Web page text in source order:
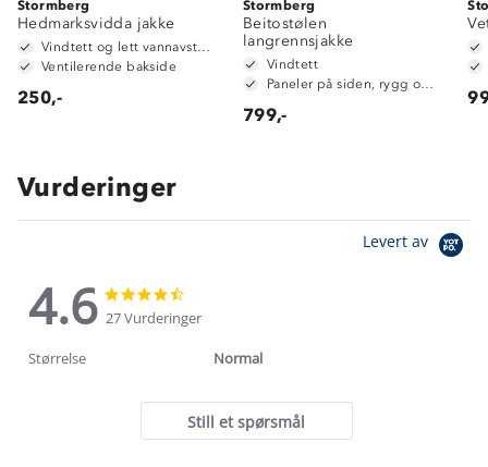
Stormberg
Hedmarksvidda jakke
Ventilerende bakside
250,-
Stormberg
Beitostølen
langrennsjakke
Vindtett
799,-
Vurderinger
Levert av
4.6
4.6
star
rating
star
rating
27 Vurderinger
Størrelse Normal
Still et spørsmål